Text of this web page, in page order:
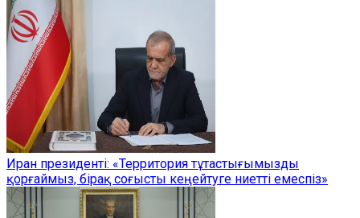
Иран президенті: «Территория тұтастығымызды
қорғаймыз, бірақ соғысты кеңейтуге ниетті емеспіз»